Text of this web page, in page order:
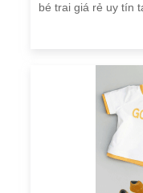
bé trai giá rẻ uy tín